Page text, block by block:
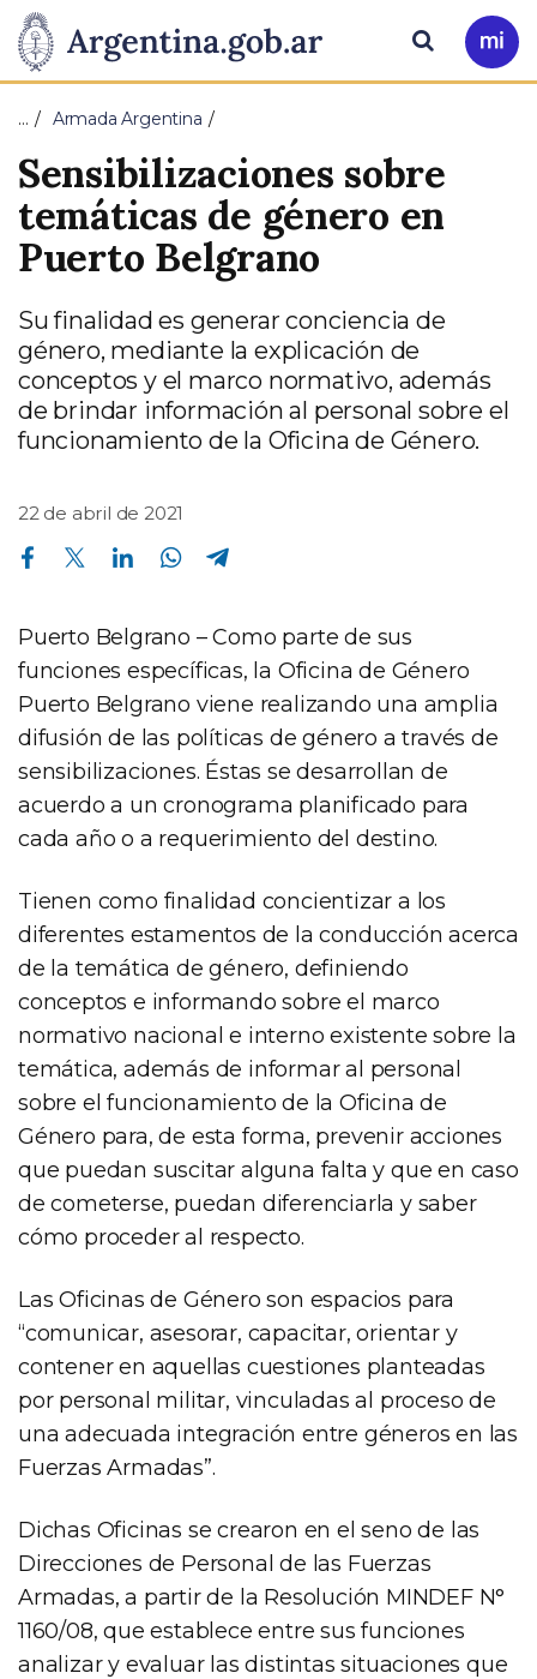
Presidencia
de
la
Nación
Pasar al contenido principal
Ir
a
Buscar
… Armada Argentina
Sensibilizaciones sobre
temáticas de género en
Puerto Belgrano
Su finalidad es generar conciencia de
género, mediante la explicación de
conceptos y el marco normativo, además
de brindar información al personal sobre el
funcionamiento de la Oficina de Género.
22 de abril de 2021
Compartir en Facebook Compartir en Twitter Compartir en Linkedin Compartir en Whatsapp
Puerto Belgrano – Como parte de sus
funciones específicas, la Oficina de Género
Puerto Belgrano viene realizando una amplia
difusión de las políticas de género a través de
sensibilizaciones. Éstas se desarrollan de
acuerdo a un cronograma planificado para
cada año o a requerimiento del destino.
Tienen como finalidad concientizar a los
diferentes estamentos de la conducción acerca
de la temática de género, definiendo
conceptos e informando sobre el marco
normativo nacional e interno existente sobre la
temática, además de informar al personal
sobre el funcionamiento de la Oficina de
Género para, de esta forma, prevenir acciones
que puedan suscitar alguna falta y que en caso
de cometerse, puedan diferenciarla y saber
cómo proceder al respecto.
Las Oficinas de Género son espacios para
“comunicar, asesorar, capacitar, orientar y
contener en aquellas cuestiones planteadas
por personal militar, vinculadas al proceso de
una adecuada integración entre géneros en las
Fuerzas Armadas”.
Dichas Oficinas se crearon en el seno de las
Direcciones de Personal de las Fuerzas
Armadas, a partir de la Resolución MINDEF N°
1160/08, que establece entre sus funciones
analizar y evaluar las distintas situaciones que